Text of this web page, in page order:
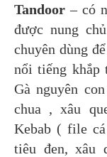
Tandoor – có
được nung
chuyên dùng
nổi tiếng khắp
Gà nguyên
chua , xâu
Kebab ( file
tiêu đen, xâu